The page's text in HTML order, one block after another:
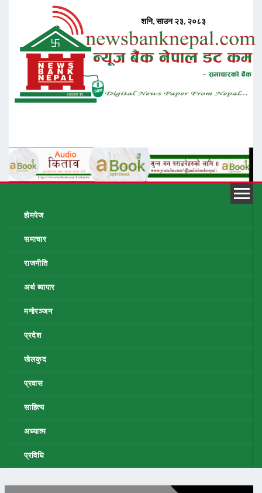
होमपेज
समाचार
राजनीति
अर्थ ब्यापार
मनोरञ्जन
प्रदेश
खेलकुद
प्रवास
साहित्य
अध्यात्म
प्रविधि